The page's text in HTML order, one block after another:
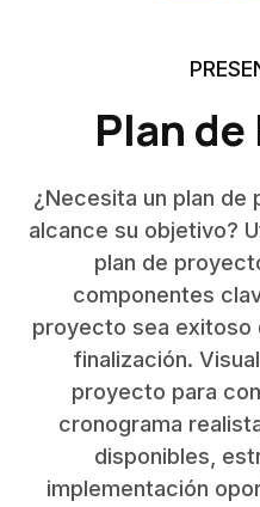
Plan
¿Necesita un plan
alcance su objetivo?
plan de
componentes
proyecto sea exitoso
finalización.
proyecto para
cronograma
disponibles,
implementación